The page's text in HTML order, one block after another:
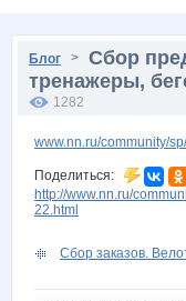
Блог > Сбор
тренажеры,
1282
www.nn.ru/community/
Поделиться:
http://www.nn.ru/
22.html
Сбор заказов.